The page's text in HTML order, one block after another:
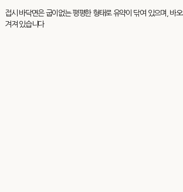
접시 바닥면은 굽이없는 평평한 형태로 유약이 닦여 있으며, 바
겨져 있습니다